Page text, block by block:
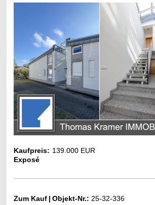
Kaufpreis: 139.000 EUR
Exposé
Zum Kauf | Objekt-Nr.: 25-32-336